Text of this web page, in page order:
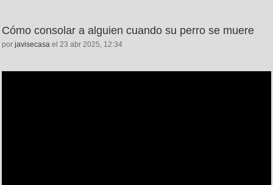
Cómo consolar a alguien cuando su perro se muere
por javisecasa el 23 abr 2025, 12:34